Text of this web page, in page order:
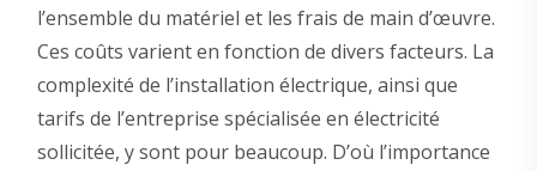
l’ensemble du matériel et les frais de main d’œuvre.
Ces coûts varient en fonction de divers facteurs. La
complexité de l’installation électrique, ainsi que
tarifs de l’entreprise spécialisée en électricité
sollicitée, y sont pour beaucoup. D’où l’importance